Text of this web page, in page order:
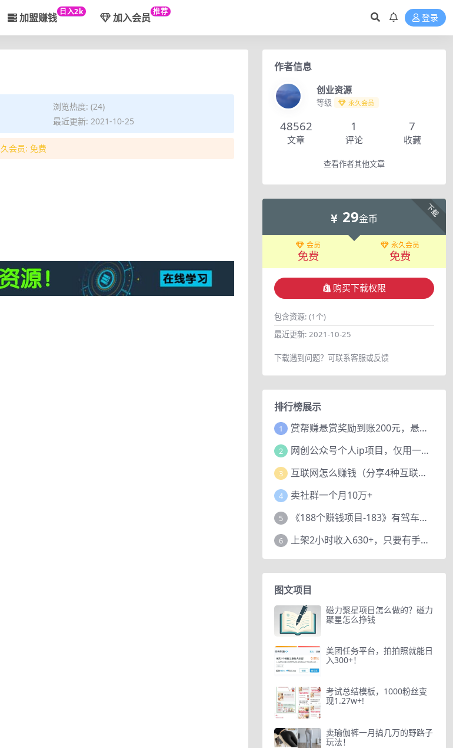
加盟赚钱 日入2k 加入会员 推荐
登录
浏览热度: (24)
最近更新: 2021-10-25
会员: 免费
作者信息
创业资源
等级 永久会员
48562
文章
1
评论
7
收藏
查看作者其他文章
下载
29金币
会员
免费
永久会员
免费
购买下载权限
包含资源: (1个)
最近更新: 2021-10-25
下载遇到问题？可联系客服或反馈
排行榜展示
1 赏帮赚悬赏奖励到账200元，悬赏任务多劳多得，人人可做。
2 网创公众号个人ip项目，仅用一篇文章做到全网引流！
3 互联网怎么赚钱（分享4种互联网赚钱模式）
4 卖社群一个月10万+
5 《188个赚钱项目-183》有驾车评项目，动动小手，复制粘贴赚44元！
6 上架2小时收入630+，只要有手就能做的AI搞钱项目，奶奶看完都能学会!
图文项目
磁力聚星项目怎么做的？磁力
聚星怎么挣钱
美团任务平台，拍拍照就能日
入300+！
考试总结模板，1000粉丝变
现1.27w+!
卖瑜伽裤一月搞几万的野路子
玩法！